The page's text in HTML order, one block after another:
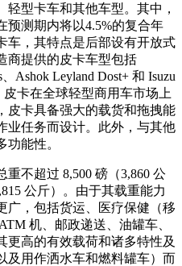
型卡车和其他车型。其中，
预测期内将以4.5%的复合年
车，其特点是后部设有开放式
商提供的皮卡车型包括
Ashok Leyland Dost+ 和 Isuzu
卡在全球轻型商用车市场上
皮卡具备强大的载货和拖拽能
业任务而设计。此外，与其他
能性。
不超过 8,500 磅（3,860 公
公斤）。由于其载重能力
广，包括货运、医疗保健（移
机、邮政递送、油罐车、
更高的有效载荷和诸多特性及
及用作洒水车和燃料罐车）而